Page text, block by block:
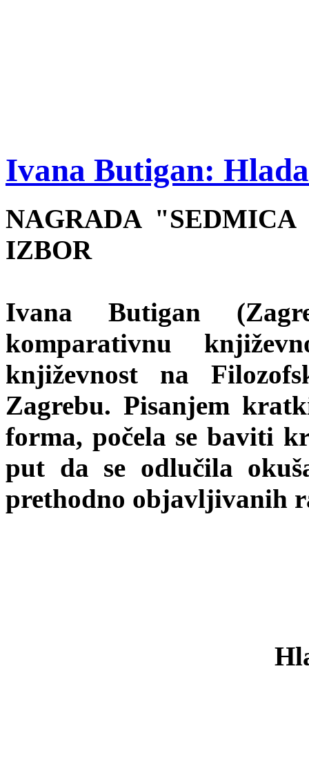
Ivana Butigan:
NAGRADA
IZBOR
Ivana Butigan
komparativnu
književnost na
Zagrebu. Pisanjem
forma, počela se baviti
put da se odlučila
prethodno objavljivanih